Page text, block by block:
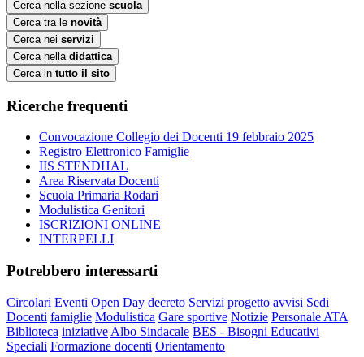
Cerca nella sezione scuola
Cerca tra le novità
Cerca nei servizi
Cerca nella didattica
Cerca in tutto il sito
Ricerche frequenti
Convocazione Collegio dei Docenti 19 febbraio 2025
Registro Elettronico Famiglie
IIS STENDHAL
Area Riservata Docenti
Scuola Primaria Rodari
Modulistica Genitori
ISCRIZIONI ONLINE
INTERPELLI
Potrebbero interessarti
Circolari Eventi Open Day decreto Servizi progetto avvisi Sedi
Docenti famiglie Modulistica Gare sportive Notizie Personale ATA
Biblioteca iniziative Albo Sindacale BES - Bisogni Educativi
Speciali Formazione docenti Orientamento